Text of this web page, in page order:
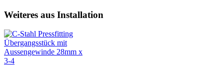
Weiteres aus Installation